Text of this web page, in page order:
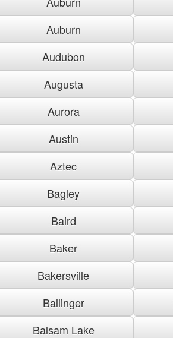
Auburn
Audubon
Augusta
Aurora
Austin
Aztec
Bagley
Baird
Baker
Bakersville
Ballinger
Balsam Lake